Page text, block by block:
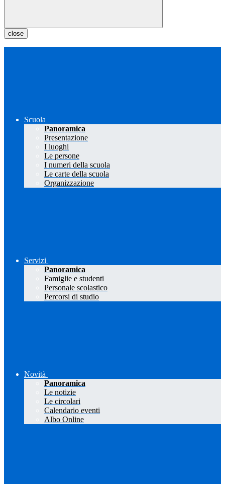
close
Scuola
Panoramica
Presentazione
I luoghi
Le persone
I numeri della scuola
Le carte della scuola
Organizzazione
Servizi
Panoramica
Famiglie e studenti
Personale scolastico
Percorsi di studio
Novità
Panoramica
Le notizie
Le circolari
Calendario eventi
Albo Online